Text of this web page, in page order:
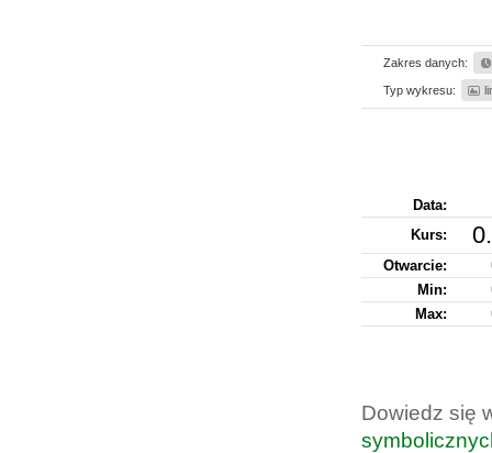
Zakres danych:
Typ wykresu:
Data:
Kurs:
Otwarcie:
Min:
Max:
Dowiedz się